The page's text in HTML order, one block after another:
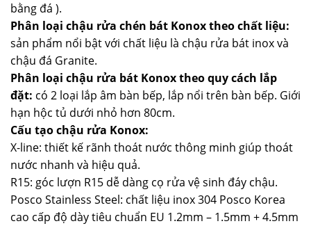
bằng đá ).
Phân loại chậu rửa chén bát Konox theo chất liệu:
sản phẩm nổi bật với chất liệu là chậu rửa bát inox và
chậu đá Granite.
Phân loại chậu rửa bát Konox theo quy cách lắp
đặt: có 2 loại lắp âm bàn bếp, lắp nổi trên bàn bếp. Giới
hạn hộc tủ dưới nhỏ hơn 80cm.
Cấu tạo chậu rửa Konox:
X-line: thiết kế rãnh thoát nước thông minh giúp thoát
nước nhanh và hiệu quả.
R15: góc lượn R15 dễ dàng cọ rửa vệ sinh đáy chậu.
Posco Stainless Steel: chất liệu inox 304 Posco Korea
cao cấp độ dày tiêu chuẩn EU 1.2mm – 1.5mm + 4.5mm